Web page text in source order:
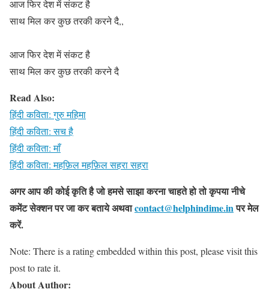
आज फिर देश में संकट है
साथ मिल कर कुछ तरकी करने दै,,
आज फिर देश में संकट है
साथ मिल कर कुछ तरकी करने दै
Read Also:
हिंदी कविता: गुरु महिमा
हिंदी कविता: सच है
हिंदी कविता: माँ
हिंदी कविता: महफ़िल महफ़िल सहरा सहरा
अगर आप की कोई कृति है जो हमसे साझा करना चाहते हो तो कृपया नीचे
कमेंट सेक्शन पर जा कर बतायेअथवाcontact@helphindime.inपर मेल
करें.
Note: There is a rating embedded within this post, please visit this
post to rate it.
About Author: